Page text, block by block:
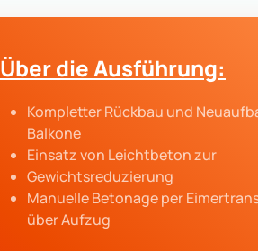
Über die Ausführung:
Kompletter Rückbau und
Balkone
Einsatz von Leichtbeton zur
Gewichtsreduzierung
Manuelle Betonage per
über Aufzug